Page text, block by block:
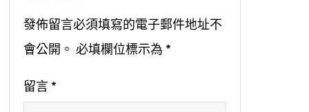
發佈留言必須填寫的電子郵件地址不
會公開。 必填欄位標示為 *
留言 *